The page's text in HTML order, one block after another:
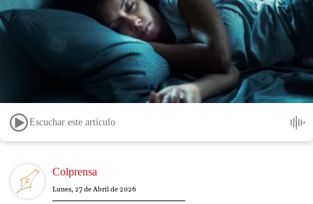
Escuchar este artículo
Image Colprensa
Lunes, 27 de Abril de 2026